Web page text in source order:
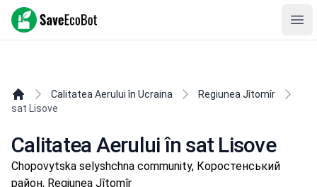
SaveEcoBot
Calitatea Aerului în Ucraina
Regiunea Jîtomîr
sat Lisove
Calitatea Aerului în sat Lisove
Chopovytska selyshchna community, Коростенський
район, Regiunea Jîtomîr